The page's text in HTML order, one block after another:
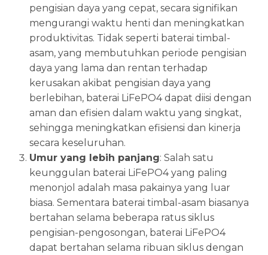
pengisian daya yang cepat, secara signifikan
mengurangi waktu henti dan meningkatkan
produktivitas. Tidak seperti baterai timbal-
asam, yang membutuhkan periode pengisian
daya yang lama dan rentan terhadap
kerusakan akibat pengisian daya yang
berlebihan, baterai LiFePO4 dapat diisi dengan
aman dan efisien dalam waktu yang singkat,
sehingga meningkatkan efisiensi dan kinerja
secara keseluruhan.
Umur yang lebih panjang: Salah satu
keunggulan baterai LiFePO4 yang paling
menonjol adalah masa pakainya yang luar
biasa. Sementara baterai timbal-asam biasanya
bertahan selama beberapa ratus siklus
pengisian-pengosongan, baterai LiFePO4
dapat bertahan selama ribuan siklus dengan